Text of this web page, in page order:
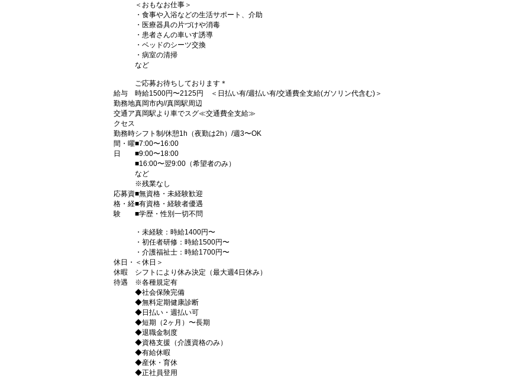
＜おもなお仕事＞
・食事や入浴などの生活サポート、介助
・医療器具の片づけや消毒
・患者さんの車いす誘導
・ベッドのシーツ交換
・病室の清掃
など
ご応募お待ちしております＊
給与
時給1500円〜2125円 ＜日払い有/週払い有/交通費全支給(ガソリン代含む)＞
勤務地真岡市内//真岡駅周辺
交通ア
クセス
真岡駅より車でスグ≪交通費全支給≫
勤務時
間・曜
日
シフト制/休憩1h（夜勤は2h）/週3〜OK
■7:00〜16:00
■9:00〜18:00
■16:00〜翌9:00（希望者のみ）
など
※残業なし
応募資
格・経
験
■無資格・未経験歓迎
■有資格・経験者優遇
■学歴・性別一切不問
・未経験：時給1400円〜
・初任者研修：時給1500円〜
・介護福祉士：時給1700円〜
休日・
休暇
＜休日＞
シフトにより休み決定（最大週4日休み）
待遇
※各種規定有
◆社会保険完備
◆無料定期健康診断
◆日払い・週払い可
◆短期（2ヶ月）〜長期
◆退職金制度
◆資格支援（介護資格のみ）
◆有給休暇
◆産休・育休
◆正社員登用